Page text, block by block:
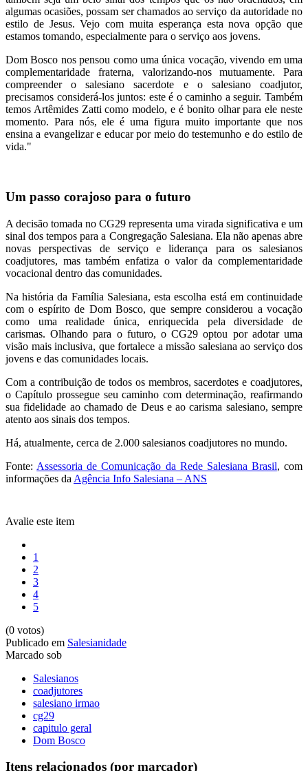
algumas ocasiões, possam ser chamados ao serviço da autoridade no
estilo de Jesus. Vejo com muita esperança esta nova opção que
estamos tomando, especialmente para o serviço aos jovens.
Dom Bosco nos pensou como uma única vocação, vivendo em uma
complementaridade fraterna, valorizando-nos mutuamente. Para
compreender o salesiano sacerdote e o salesiano coadjutor,
precisamos considerá-los juntos: este é o caminho a seguir. Também
temos Artêmides Zatti como modelo, e é bonito olhar para ele neste
momento. Para nós, ele é uma figura muito importante que nos
ensina a evangelizar e educar por meio do testemunho e do estilo de
vida."
Um passo corajoso para o futuro
A decisão tomada no CG29 representa uma virada significativa e um
sinal dos tempos para a Congregação Salesiana. Ela não apenas abre
novas perspectivas de serviço e liderança para os salesianos
coadjutores, mas também enfatiza o valor da complementaridade
vocacional dentro das comunidades.
Na história da Família Salesiana, esta escolha está em continuidade
com o espírito de Dom Bosco, que sempre considerou a vocação
como uma realidade única, enriquecida pela diversidade de
carismas. Olhando para o futuro, o CG29 optou por adotar uma
visão mais inclusiva, que fortalece a missão salesiana ao serviço dos
jovens e das comunidades locais.
Com a contribuição de todos os membros, sacerdotes e coadjutores,
o Capítulo prossegue seu caminho com determinação, reafirmando
sua fidelidade ao chamado de Deus e ao carisma salesiano, sempre
atento aos sinais dos tempos.
Há, atualmente, cerca de 2.000 salesianos coadjutores no mundo.
Fonte: Assessoria de Comunicação da Rede Salesiana Brasil, com
informações da Agência Info Salesiana – ANS
Avalie este item
1
2
3
4
5
(0 votos)
Publicado em Salesianidade
Marcado sob
Salesianos
coadjutores
salesiano irmao
cg29
capitulo geral
Dom Bosco
Itens relacionados (por marcador)